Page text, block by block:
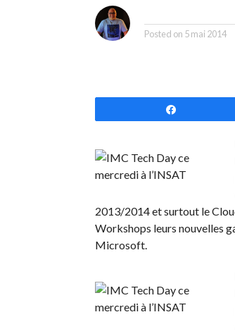
Posted on 5 mai 2014
2013/2014 et surtout le
Workshops leurs nouvelles
Microsoft.